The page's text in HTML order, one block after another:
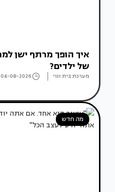
איך הופך מרתף ישן
של ילדים?
מערכת בית ונוי 04-08-2026
מה חדש